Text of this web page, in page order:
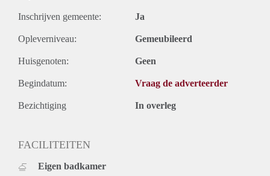
Inschrijven gemeente: Ja
Opleverniveau: Gemeubileerd
Huisgenoten: Geen
Begindatum: Vraag de adverteerder
Bezichtiging In overleg
FACILITEITEN
Eigen badkamer